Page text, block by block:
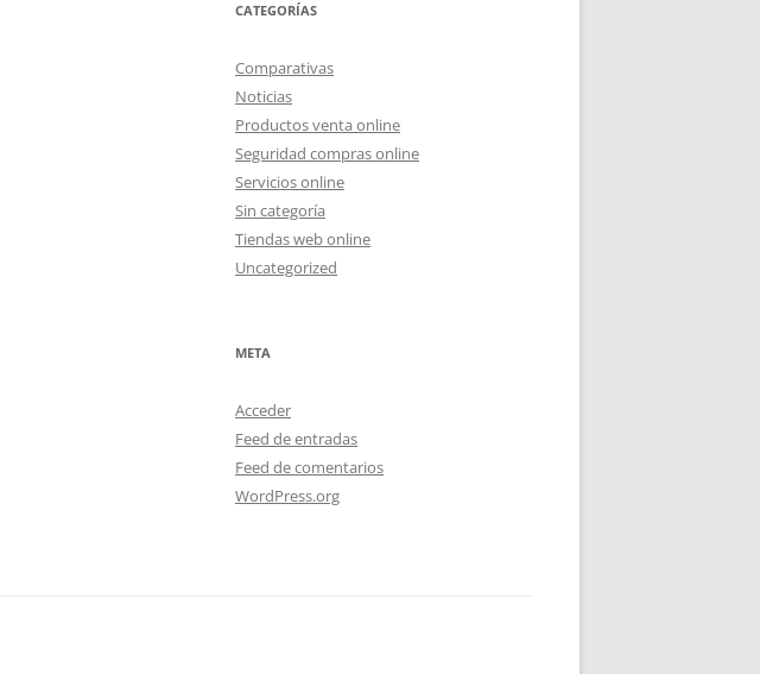
CATEGORÍAS
Comparativas
Noticias
Productos venta online
Seguridad compras online
Servicios online
Sin categoría
Tiendas web online
Uncategorized
META
Acceder
Feed de entradas
Feed de comentarios
WordPress.org